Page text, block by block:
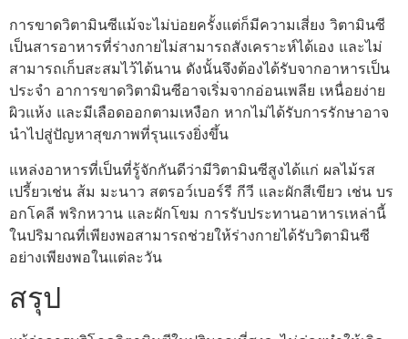
การขาดวิตามินซีแม้จะไม่บ่อยครั้งแต่ก็มีความเสี่ยง วิตามินซี
เป็นสารอาหารที่ร่างกายไม่สามารถสังเคราะห์ได้เอง และไม่
สามารถเก็บสะสมไว้ได้นาน ดังนั้นจึงต้องได้รับจากอาหารเป็น
ประจำ อาการขาดวิตามินซีอาจเริ่มจากอ่อนเพลีย เหนื่อยง่าย
ผิวแห้ง และมีเลือดออกตามเหงือก หากไม่ได้รับการรักษาอาจ
นำไปสู่ปัญหาสุขภาพที่รุนแรงยิ่งขึ้น
แหล่งอาหารที่เป็นที่รู้จักกันดีว่ามีวิตามินซีสูงได้แก่ ผลไม้รส
เปรี้ยวเช่น ส้ม มะนาว สตรอว์เบอร์รี กีวี และผักสีเขียว เช่น บร
อกโคลี พริกหวาน และผักโขม การรับประทานอาหารเหล่านี้
ในปริมาณที่เพียงพอสามารถช่วยให้ร่างกายได้รับวิตามินซี
อย่างเพียงพอในแต่ละวัน
สรุป